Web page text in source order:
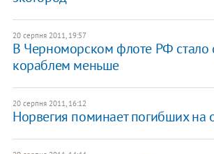
20 серпня 2011, 19:57
В Черноморском флоте РФ стало
кораблем меньше
20 серпня 2011, 16:12
Норвегия поминает погибших на